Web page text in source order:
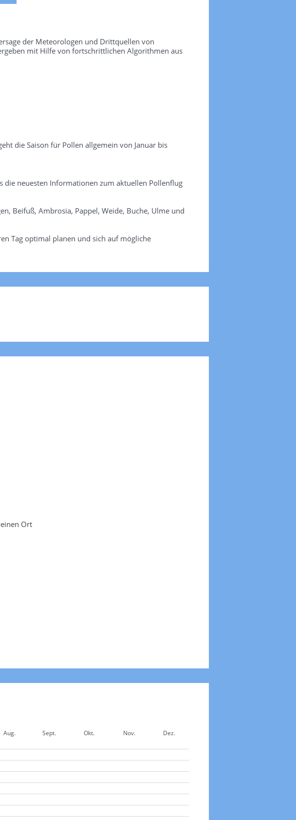
der Meteorologen und Drittquellen von
mit Hilfe von fortschrittlichen Algorithmen aus
die Saison für Pollen allgemein von Januar bis
neuesten Informationen zum aktuellen Pollenflug
Beifuß, Ambrosia, Pappel, Weide, Buche, Ulme und
Tag optimal planen und sich auf mögliche
Ort
Aug. Sept. Okt. Nov.
Dez.